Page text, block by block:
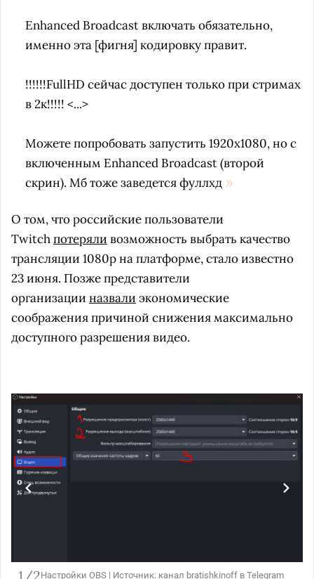
Enhanced Broadcast включать обязательно,
именно эта [фигня] кодировку правит.
!!!!!!FullHD сейчас доступен только при стримах
в 2к!!!!! <...>
Можете попробовать запустить 1920x1080, но с
включенным Enhanced Broadcast (второй
скрин). Мб тоже заведется фуллхд
О том, что российские пользователи
Twitchпотеряли возможность выбрать качество
трансляции 1080p на платформе, стало известно
23 июня. Позже представители
организации назвали экономические
соображения причиной снижения максимально
доступного разрешения видео.
Настройки OBS | Источник: канал bratishkinoff в Telegram